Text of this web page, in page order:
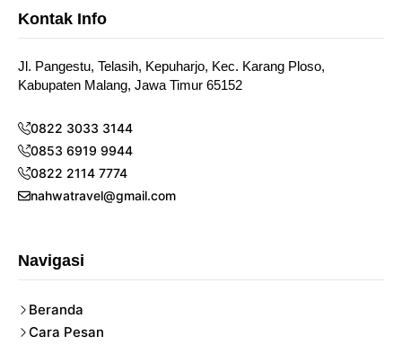
Kontak Info
Jl. Pangestu, Telasih, Kepuharjo, Kec. Karang Ploso,
Kabupaten Malang, Jawa Timur 65152
0822 3033 3144
0853 6919 9944
0822 2114 7774
nahwatravel@gmail.com
Navigasi
Beranda
Cara Pesan